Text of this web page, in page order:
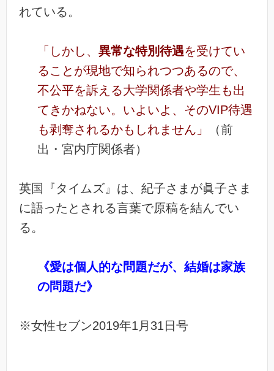
れている。
「しかし、 異常な特別待遇を受けてい
ることが現地で知られつつあるので、
不公平を訴える大学関係者や学生も出
てきかねない。いよいよ、そのVIP待遇
も剥奪されるかもしれません」
（前
出・宮内庁関係者）
英国『タイムズ』は、紀子さまが眞子さま
に語ったとされる言葉で原稿を結んでい
る。
《愛は個人的な問題だが、結婚は家族
の問題だ》
※女性セブン2019年1月31日号